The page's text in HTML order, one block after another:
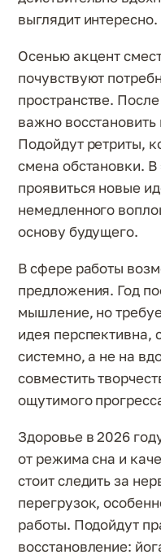
выглядит интересно.
Осенью акцент
почувствуют
пространстве.
важно
Подойдут ретриты,
смена обстановки.
проявиться новые
немедленного
основу будущего.
В сфере работы
предложения. Год
мышление, но
идея перспективна,
системно, а не на
совместить
ощутимого
Здоровье в 2026
от режима сна и
стоит следить за
перегрузок,
работы. Подойдут
восстановление: